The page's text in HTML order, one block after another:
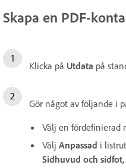
Skapa en PDF-
Klicka på Utdata på
Gör något av följande i
Välj en fördefinierad
Välj Anpassad i
Sidhuvud och sidfot,